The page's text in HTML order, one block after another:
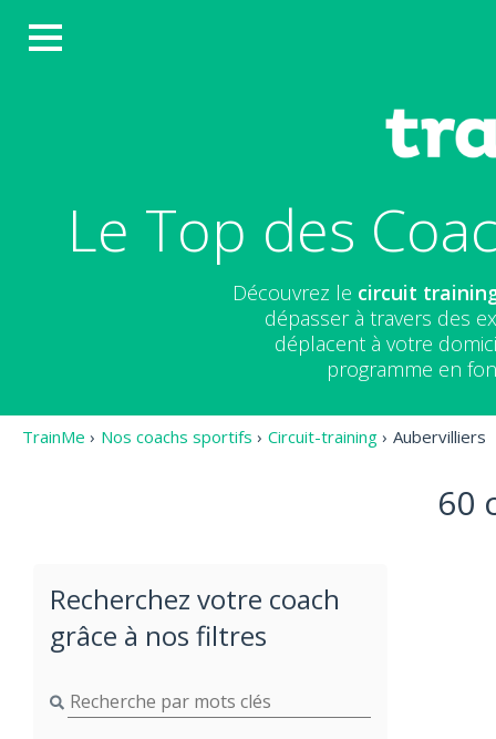
Le Top des
Découvrez le circuit
dépasser à travers des
déplacent à votre
programme en
TrainMe › Nos coachs sportifs › Circuit-training › Aubervilliers
Recherchez votre coach
grâce à nos filtres
60